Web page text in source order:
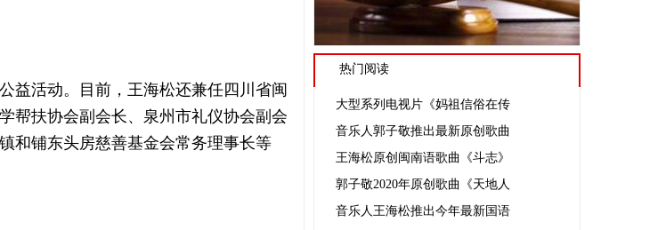
益活动。目前，王海松还兼任四川省闽
帮扶协会副会长、泉州市礼仪协会副会
和铺东头房慈善基金会常务理事长等
热门阅读
大型系列电视片《妈祖信俗在传
音乐人郭子敬推出最新原创歌曲
王海松原创闽南语歌曲《斗志》
郭子敬2020年原创歌曲《天地人
音乐人王海松推出今年最新国语